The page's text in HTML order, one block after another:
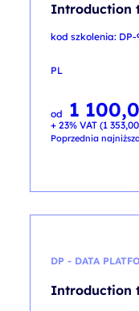
Introduction
kod szkolenia:
PL
od
Pierwotna
cena
wynosiła:
1 200,00 PLN.
1
Aktualna
cena
wynosi:
1 100,00 PLN.
+ 23% VAT (1 353,00
Poprzednia
DP - DATA
Introduction